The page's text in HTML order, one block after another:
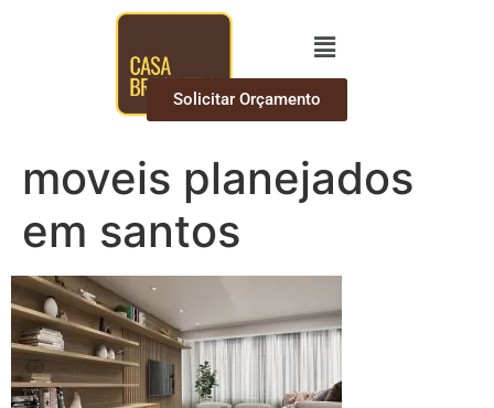
Solicitar Orçamento
moveis planejados
em santos